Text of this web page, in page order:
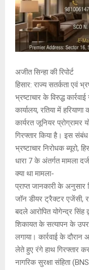
अजीत सिन्हा की रिपोर्ट
हिसार: राज्य सतर्कता एवं
भ्रष्टाचार के विरुद्ध
कार्यालय, रतिया में
कार्यरत जूनियर प्रोग्रामर
गिरफ्तार किया है। इस संबंध
भ्रष्टाचार निरोधक ब्यूरो,
धारा 7 के अंतर्गत मामला
क्या था मामला-
प्राप्त जानकारी के अनुसार
जॉन डीयर ट्रैक्टर एजेंसी,
बदले आरोपित योगेन्द्र सिंह
शिकायत के सत्यापन के
लगाया। कार्रवाई के दौरान
लेते हुए रंगे हाथ गिरफ्तार
नागरिक सुरक्षा संहिता